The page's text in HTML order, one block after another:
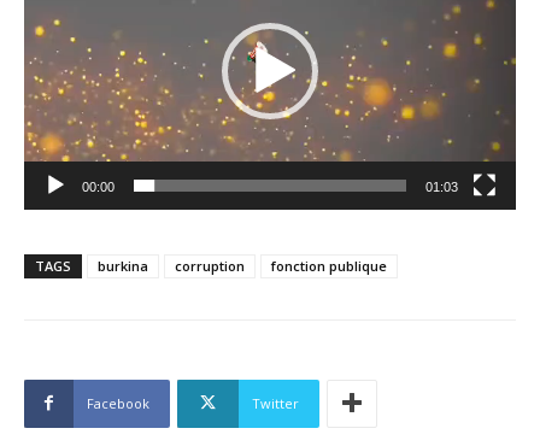
00:00 01:03
TAGS burkina corruption fonction publique
Facebook Twitter